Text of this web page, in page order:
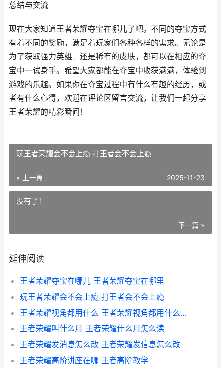
总结与交流
现在大家知道王者荣耀夺宝在哪儿了吧。不同的夺宝方式
有着不同的奖励，满足着玩家们各种各样的需求。无论是
为了获取强力英雄，还是稀有的皮肤，都可以在相应的夺
宝中一试身手。希望大家都能在夺宝中收获满满，体验到
游戏的乐趣。如果你在夺宝过程中有什么有趣的经历，或
者有什么心得，欢迎在评论区留言交流，让我们一起分享
王者荣耀的精彩瞬间！
玩王者荣耀会不会上瘾 打王者会不会上瘾
« 上一篇 2025-11-23
没有了！
下一篇 »
延伸阅读
王者荣耀夺宝在哪儿 王者荣耀夺宝在哪里
玩王者荣耀会不会上瘾 打王者会不会上瘾
王者荣耀视角都用什么 王者荣耀视角都用什么软件
王者荣耀叫什么月 王者荣耀什么月怎么读
王者荣耀发消息怎么改 王者荣耀发信息怎么改
王者荣耀高阶讲座在哪 王者高阶教学